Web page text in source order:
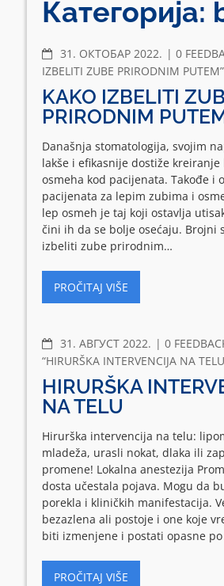
Категорија:
31. ОКТОБАР 2022.
0
IZBELITI ZUBE PRIRODNIM PUTEM”
KAKO IZBELITI
PRIRODNIM
Današnja stomatologija, svojim
lakše i efikasnije dostiže kreiranje
osmeha kod pacijenata. Takođe i
pacijenata za lepim zubima i
lep osmeh je taj koji ostavlja
čini ih da se bolje osećaju. Brojni
izbeliti zube prirodnim…
PROČITAJ VIŠE
31. АВГУСТ 2022.
0
“HIRURŠKA INTERVENCIJA NA
HIRURŠKA
NA TELU
Hirurška intervencija na telu:
mladeža, urasli nokat, dlaka ili
promene! Lokalna anestezija
dosta učestala pojava. Mogu da
porekla i kliničkih manifestacija.
bezazlena ali postoje i one koje
biti izmenjene i postati opasne
PROČITAJ VIŠE